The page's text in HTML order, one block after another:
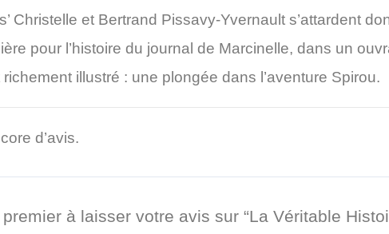
Christelle et Bertrand Pissavy-Yvernault s’attardent
pour l’histoire du journal de Marcinelle, dans un
illustré : une plongée dans l’aventure Spirou.
d’avis.
à laisser votre avis sur “La Véritable